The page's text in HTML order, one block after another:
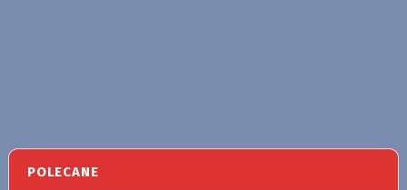
POLECANE